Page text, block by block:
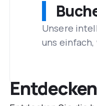
Unsere
uns einfach,